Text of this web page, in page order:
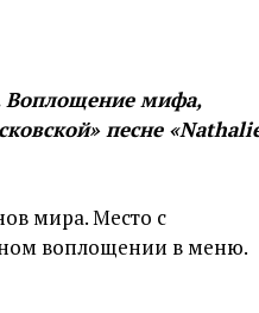
Воплощение мифа,
песне
мира. Место с
воплощении в меню.